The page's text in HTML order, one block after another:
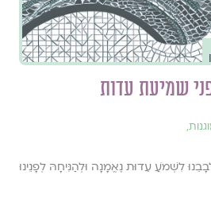
שמיעת עדות
,
לִשְׁמֹעַ עֵדוּת נֶאֱמָנָה וּלְהַנִּיחָהּ לְפָנֵינוּ